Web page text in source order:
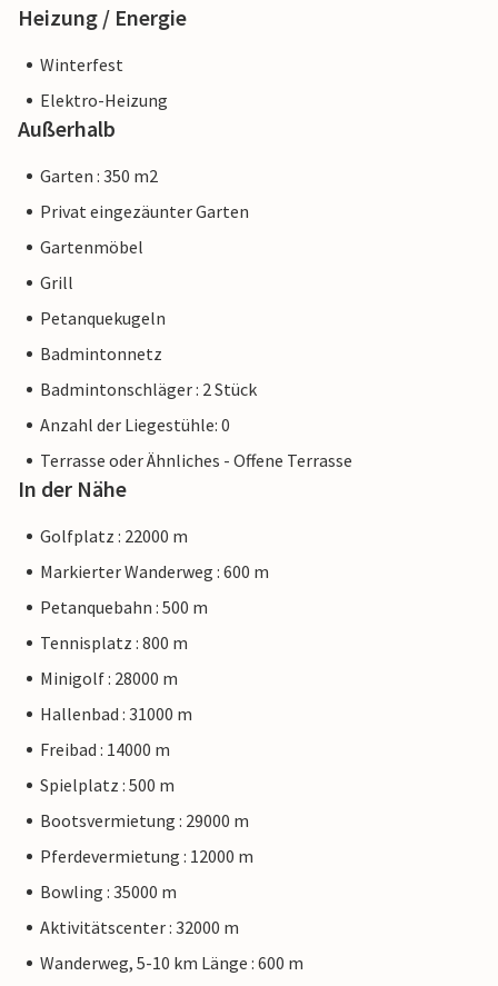
Heizung / Energie
Winterfest
Elektro-Heizung
Außerhalb
Garten : 350 m2
Privat eingezäunter Garten
Gartenmöbel
Grill
Petanquekugeln
Badmintonnetz
Badmintonschläger : 2 Stück
Anzahl der Liegestühle: 0
Terrasse oder Ähnliches - Offene Terrasse
In der Nähe
Golfplatz : 22000 m
Markierter Wanderweg : 600 m
Petanquebahn : 500 m
Tennisplatz : 800 m
Minigolf : 28000 m
Hallenbad : 31000 m
Freibad : 14000 m
Spielplatz : 500 m
Bootsvermietung : 29000 m
Pferdevermietung : 12000 m
Bowling : 35000 m
Aktivitätscenter : 32000 m
Wanderweg, 5-10 km Länge : 600 m